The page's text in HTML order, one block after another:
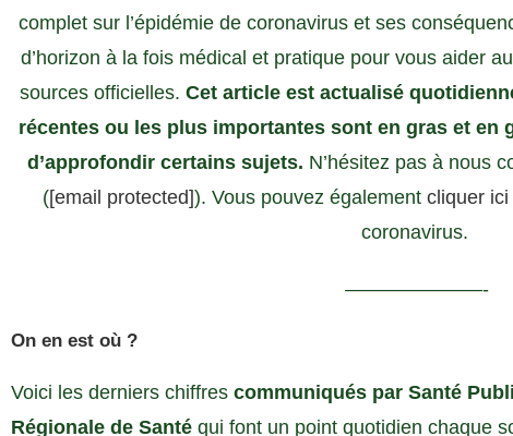
complet sur l’épidémie de coronavirus et ses
d’horizon à la fois médical et pratique pour vous aider
sources officielles.Cet article est actualisé
récentes ou les plus importantes sont en gras et en
d’approfondir certains sujets. N’hésitez pas à nous
([email protected]). Vous pouvez égalementcliquer ici
coronavirus.
———————-
On en est où ?
Voici les derniers chiffres communiqués par Santé
Régionale de Santé qui font un point quotidien chaque